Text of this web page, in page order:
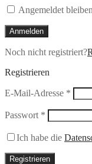
Angemeldet bleiben
Anmelden
Noch nicht registriert?
Registrieren
E-Mail-Adresse *
Passwort * Erforderlich
Ich habe die
Registrieren